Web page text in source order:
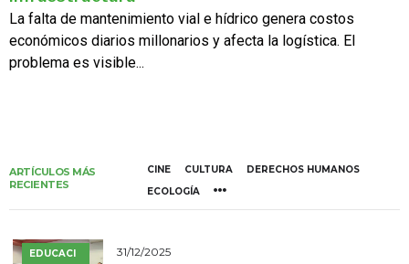
La falta de mantenimiento vial e hídrico genera costos
económicos diarios millonarios y afecta la logística. El
problema es visible...
ARTÍCULOS MÁS
RECIENTES
CINE CULTURA
DERECHOS HUMANOS
ECOLOGÍA
EDUCACI
31/12/2025